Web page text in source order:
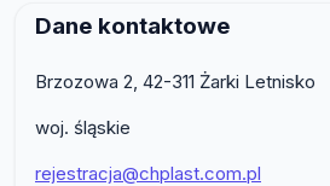
Dane kontaktowe
Brzozowa 2, 42-311 Żarki Letnisko
woj. śląskie
rejestracja@chplast.com.pl